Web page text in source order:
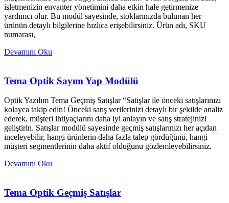
işletmenizin envanter yönetimini daha etkin hale getirmenize
yardımcı olur. Bu modül sayesinde, stoklarınızda bulunan her
ürünün detaylı bilgilerine hızlıca erişebilirsiniz. Ürün adı, SKU
numarası,
Devamını Oku
Tema Optik Sayım Yap Modülü
Optik Yazılım Tema Geçmiş Satışlar “Satışlar ile önceki satışlarınızı
kolayca takip edin! Önceki satış verilerinizi detaylı bir şekilde analiz
ederek, müşteri ihtiyaçlarını daha iyi anlayın ve satış stratejinizi
geliştirin. Satışlar modülü sayesinde geçmiş satışlarınızı her açıdan
inceleyebilir, hangi ürünlerin daha fazla talep gördüğünü, hangi
müşteri segmentlerinin daha aktif olduğunu gözlemleyebilirsiniz.
Devamını Oku
Tema Optik Geçmiş Satışlar